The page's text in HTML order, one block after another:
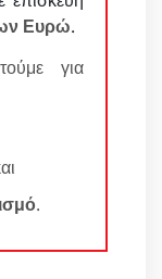
Ευρώ.
για
.